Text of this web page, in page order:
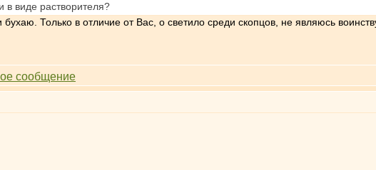
в виде растворителя?
Только в отличие от Вас, о светило среди скопцов, не являюсь